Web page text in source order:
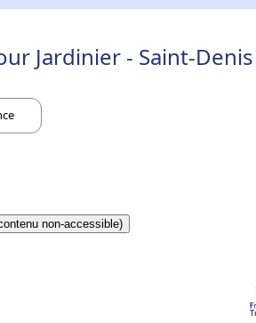
Jardinier - Saint-
non-accessible)